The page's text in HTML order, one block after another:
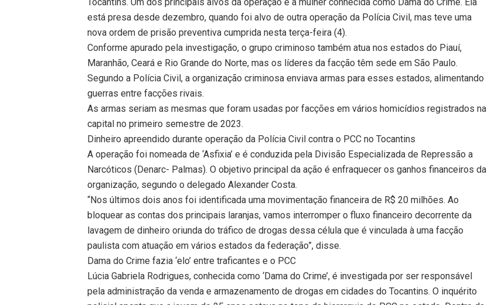
está presa desde dezembro, quando foi alvo de outra operação da Polícia Civil, mas teve uma
nova ordem de prisão preventiva cumprida nesta terça-feira (4).
Conforme apurado pela investigação, o grupo criminoso também atua nos estados do Piauí,
Maranhão, Ceará e Rio Grande do Norte, mas os líderes da facção têm sede em São Paulo.
Segundo a Polícia Civil, a organização criminosa enviava armas para esses estados, alimentando
guerras entre facções rivais.
As armas seriam as mesmas que foram usadas por facções em vários homicídios registrados na
capital no primeiro semestre de 2023.
Dinheiro apreendido durante operação da Polícia Civil contra o PCC no Tocantins
A operação foi nomeada de ‘Asfixia’ e é conduzida pela Divisão Especializada de Repressão a
Narcóticos (Denarc- Palmas). O objetivo principal da ação é enfraquecer os ganhos financeiros da
organização, segundo o delegado Alexander Costa.
“Nos últimos dois anos foi identificada uma movimentação financeira de R$ 20 milhões. Ao
bloquear as contas dos principais laranjas, vamos interromper o fluxo financeiro decorrente da
lavagem de dinheiro oriunda do tráfico de drogas dessa célula que é vinculada à uma facção
paulista com atuação em vários estados da federação”, disse.
Dama do Crime fazia ‘elo’ entre traficantes e o PCC
Lúcia Gabriela Rodrigues, conhecida como ‘Dama do Crime’, é investigada por ser responsável
pela administração da venda e armazenamento de drogas em cidades do Tocantins. O inquérito